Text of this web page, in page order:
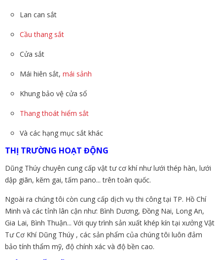
Lan can sắt
Cầu thang sắt
Cửa sắt
Mái hiên sắt, mái sảnh
Khung bảo vệ cửa sổ
Thang thoát hiểm sắt
Và các hạng mục sắt khác
THỊ TRƯỜNG HOẠT ĐỘNG
Dũng Thúy chuyên cung cấp vật tư cơ khí như lưới thép hàn, lưới
dập giãn, kẽm gai, tấm pano... trên toàn quốc.
Ngoài ra chúng tôi còn cung cấp dịch vụ thi công tại TP. Hồ Chí
Minh và các tỉnh lân cận như: Bình Dương, Đồng Nai, Long An,
Gia Lai, Bình Thuận... Với quy trình sản xuất khép kín tại xưởng Vật
Tư Cơ Khí Dũng Thúy , các sản phẩm của chúng tôi luôn đảm
bảo tính thẩm mỹ, độ chính xác và độ bền cao.